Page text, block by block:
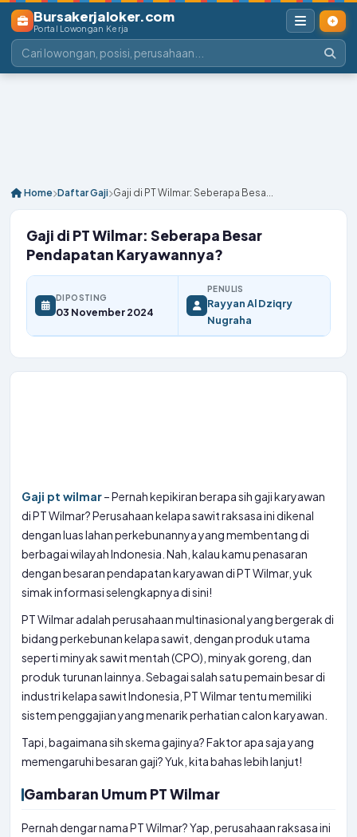
Bursakerjaloker.com
Portal Lowongan Kerja
Home Daftar Gaji Gaji di PT Wilmar: Seberapa Besa...
Gaji di PT Wilmar: Seberapa Besar
Pendapatan Karyawannya?
DIPOSTING
03 November 2024
PENULIS
Rayyan Al Dziqry
Nugraha
Gaji pt wilmar– Pernah kepikiran berapa sih gaji karyawan
di PT Wilmar? Perusahaan kelapa sawit raksasa ini dikenal
dengan luas lahan perkebunannya yang membentang di
berbagai wilayah Indonesia. Nah, kalau kamu penasaran
dengan besaran pendapatan karyawan di PT Wilmar, yuk
simak informasi selengkapnya di sini!
PT Wilmar adalah perusahaan multinasional yang bergerak di
bidang perkebunan kelapa sawit, dengan produk utama
seperti minyak sawit mentah (CPO), minyak goreng, dan
produk turunan lainnya. Sebagai salah satu pemain besar di
industri kelapa sawit Indonesia, PT Wilmar tentu memiliki
sistem penggajian yang menarik perhatian calon karyawan.
Tapi, bagaimana sih skema gajinya? Faktor apa saja yang
memengaruhi besaran gaji? Yuk, kita bahas lebih lanjut!
Gambaran Umum PT Wilmar
Pernah dengar nama PT Wilmar? Yap, perusahaan raksasa ini